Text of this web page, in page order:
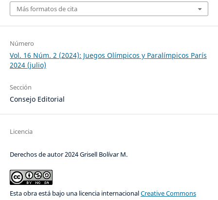
Más formatos de cita
Número
Vol. 16 Núm. 2 (2024): Juegos Olímpicos y Paralímpicos París
2024 (julio)
Sección
Consejo Editorial
Licencia
Derechos de autor 2024 Grisell Bolívar M.
Esta obra está bajo una licencia internacionalCreative Commons